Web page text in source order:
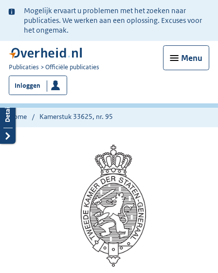
Ter
informatie:
Mogelijk ervaart u problemen met het zoeken naar
publicaties. We werken aan een oplossing. Excuses voor
het ongemak.
Menu
U
bent
nu
hier:
Publicaties Officiële publicaties
Inloggen
Home Kamerstuk 33625, nr. 95